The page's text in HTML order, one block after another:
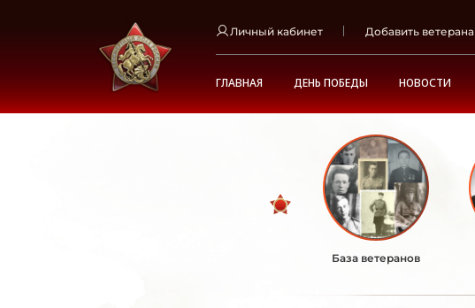
Личный кабинет Добавить ветерана
ГЛАВНАЯ ДЕНЬ ПОБЕДЫ НОВОСТИ
База ветеранов